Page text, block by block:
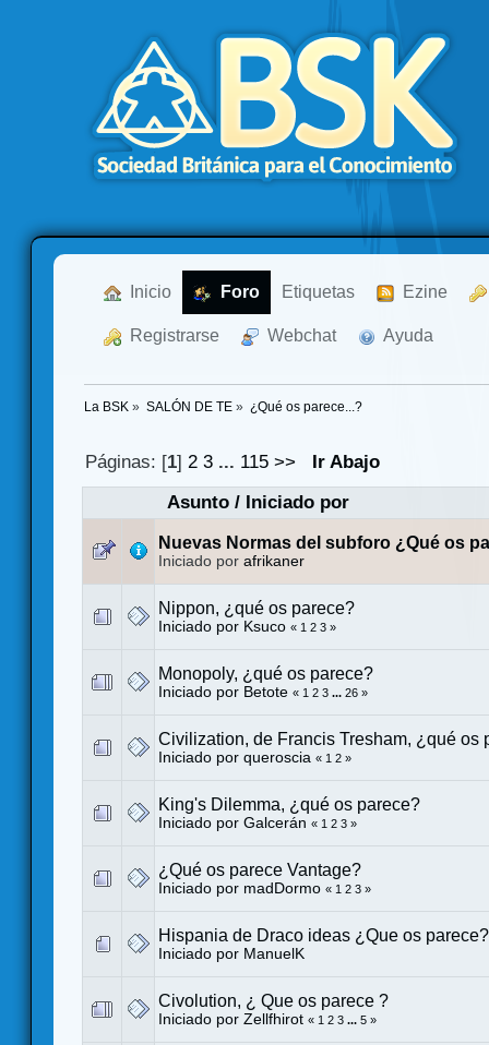
Inicio Foro Etiquetas Ezine
Registrarse Webchat Ayuda
La BSK » SALÓN DE TE » ¿Qué os parece...?
Páginas: [1]2 3 ... 115 >>
Ir Abajo
Asunto/ Iniciado por
Nuevas Normas del subforo ¿Qué os
Iniciado por afrikaner
Nippon, ¿qué os parece?
Iniciado por Ksuco « 1 2 3 »
Monopoly, ¿qué os parece?
Iniciado por Betote « 1 2 3 ... 26 »
Civilization, de Francis Tresham, ¿qué os
Iniciado por queroscia « 1 2 »
King's Dilemma, ¿qué os parece?
Iniciado por Galcerán « 1 2 3 »
¿Qué os parece Vantage?
Iniciado por madDormo « 1 2 3 »
Hispania de Draco ideas ¿Que os parece?
Iniciado por ManuelK
Civolution, ¿ Que os parece ?
Iniciado por Zellfhirot « 1 2 3 ... 5 »